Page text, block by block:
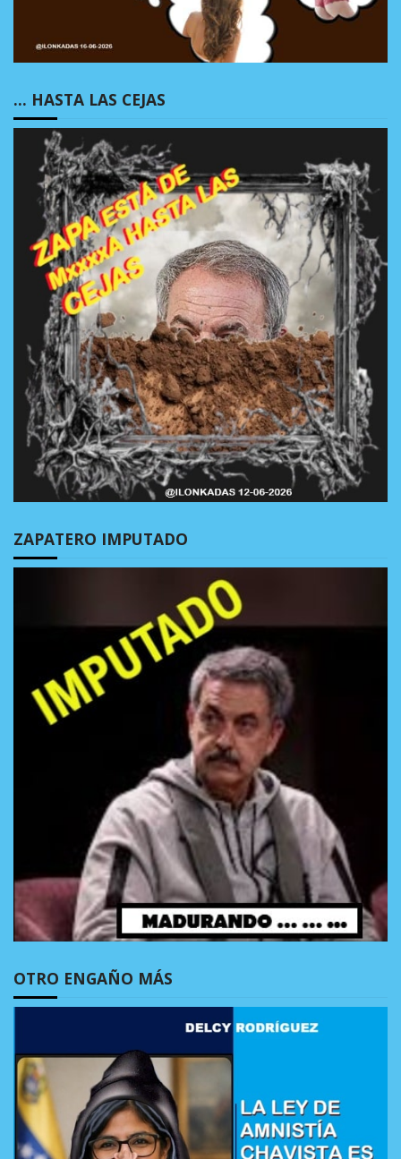
… HASTA LAS CEJAS
ZAPATERO IMPUTADO
OTRO ENGAÑO MÁS